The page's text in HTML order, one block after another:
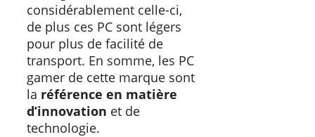
considérablement celle-ci,
de plus ces PC sont légers
pour plus de facilité de
transport. En somme, les PC
gamer de cette marque sont
la référence en matière
d’innovation et de
technologie.